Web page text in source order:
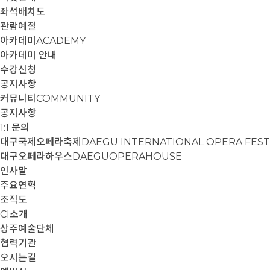
좌석배치도
관람예절
아카데미 ACADEMY
아카데미 안내
수강신청
공지사항
커뮤니티 COMMUNITY
공지사항
1:1 문의
대구국제오페라축제 DAEGU INTERNATIONAL OPERA
대구오페라하우스DAEGUOPERAHOUSE
인사말
주요연혁
조직도
CI소개
상주예술단체
협력기관
오시는길